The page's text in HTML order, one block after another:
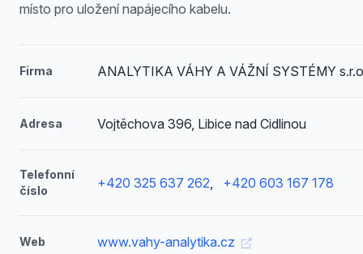
místo pro uložení napájecího kabelu.
Firma ANALYTIKA VÁHY A VÁŽNÍ SYSTÉMY
Adresa Vojtěchova 396, Libice nad Cidlinou
Telefonní
číslo
+420 325 637 262, +420 603 167 178
Web www.vahy-analytika.cz